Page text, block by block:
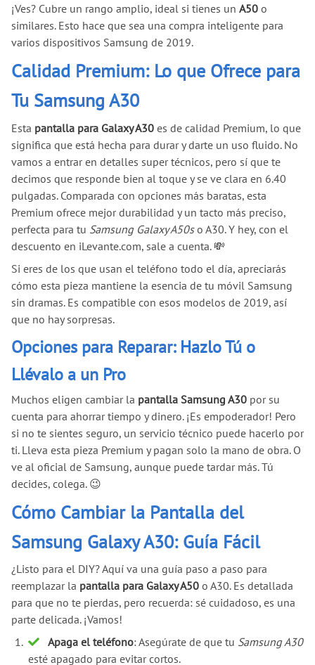
¡Ves? Cubre un rango amplio, ideal si tienes un A50 o
similares. Esto hace que sea una compra inteligente para
varios dispositivos Samsung de 2019.
Calidad Premium: Lo que Ofrece para
Tu Samsung A30
Esta pantalla para Galaxy A30 es de calidad Premium, lo que
significa que está hecha para durar y darte un uso fluido. No
vamos a entrar en detalles super técnicos, pero sí que te
decimos que responde bien al toque y se ve clara en 6.40
pulgadas. Comparada con opciones más baratas, esta
Premium ofrece mejor durabilidad y un tacto más preciso,
perfecta para tu Samsung Galaxy A50so A30. Y hey, con el
descuento en iLevante.com, sale a cuenta. 💸
Si eres de los que usan el teléfono todo el día, apreciarás
cómo esta pieza mantiene la esencia de tu móvil Samsung
sin dramas. Es compatible con esos modelos de 2019, así
que no hay sorpresas.
Opciones para Reparar: Hazlo Tú o
Llévalo a un Pro
Muchos eligen cambiar la pantalla Samsung A30 por su
cuenta para ahorrar tiempo y dinero. ¡Es empoderador! Pero
si no te sientes seguro, un servicio técnico puede hacerlo por
ti. Lleva esta pieza Premium y pagan solo la mano de obra. O
ve al oficial de Samsung, aunque puede tardar más. Tú
decides, colega. 😉
Cómo Cambiar la Pantalla del
Samsung Galaxy A30: Guía Fácil
¿Listo para el DIY? Aquí va una guía paso a paso para
reemplazar la pantalla para Galaxy A50 o A30. Es detallada
para que no te pierdas, pero recuerda: sé cuidadoso, es una
parte delicada. ¡Vamos!
Apaga el teléfono: Asegúrate de que tu Samsung A30
esté apagado para evitar cortos.